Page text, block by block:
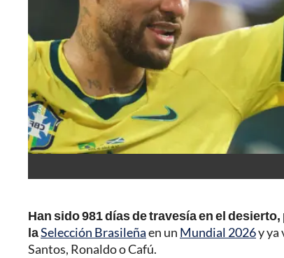
Han sido 981 días de travesía en el desierto,
laSelección Brasileñaen un Mundial 2026y ya
Santos, Ronaldo o Cafú.